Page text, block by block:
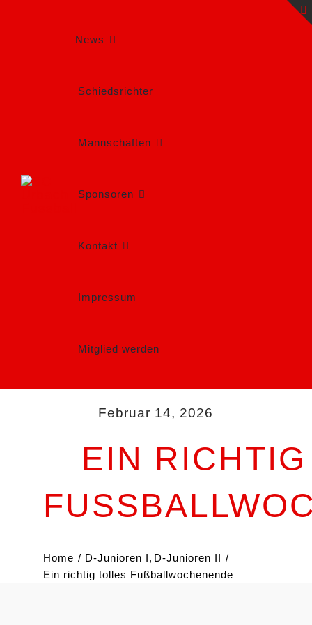
News
Schiedsrichter
Mannschaften
Sponsoren
Kontakt
Impressum
Mitglied werden
Februar 14, 2026
EIN
Home D-Junioren I D-Junioren II
Ein richtig tolles Fußballwochenende